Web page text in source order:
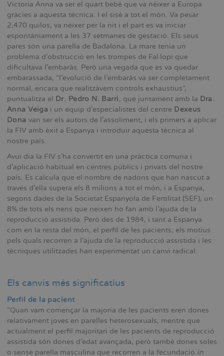
Victoria Anna va ser el quart bebè que va néixer a Europa
gràcies a aquesta tècnica. I el sisè a tot el món. Va pesar
2,470 quilos, va néixer per la nit i el part es va iniciar
espontàniament a les 37 setmanes de gestació. Els seus
pares són una parella de Badalona. La mare tenia un
problema d'obstrucció en les trompes de Fal·lopi que
dificultava l'embaràs. Però una vegada que es va quedar
embarassada, “l'evolució de l'embaràs va ser completament
normal, encara que realitzàvem controls exhaustius”,
puntualitza el Dr. Pedro N. Barri, que juntament amb la Dra.
Anna Veiga i un equip d'especialistes del centre Dexeus
Dona van ser els autors de l'assoliment, i els primers a aplicar
la FIV amb èxit a Espanya i introduir aquesta tècnica al
nostre país.
Avui dia la FIV s'ha convertit en una pràctica comuna i
d'aplicació habitual en centres públics i privats del nostre
país. Es calcula que el nombre de nadons que han nascut a
través d'ella supera els 8 milions a tot el món, i a Espanya,
segons dades de la Societat Espanyola de Fertilitat (SEF), un
8% de tots els nens que neixen ho fan amb l'ajuda de la
reproducció assistida. Però des de 1984, i tant a Espanya
com en la resta del món, el perfil de les pacients, els motius
pels quals recorren a l'ajuda de la reproducció assistida i les
tècniques utilitzades han experimentat un canvi radical.
Els canvis més significatius
Perfil de la pacient
“Quan vam començar la majoria de les pacients eren dones
relativament joves en parelles heterosexuals, mentre que
actualment el perfil majoritari de les pacients de reproducció
assistida són dones d'edat avançada, però també dones soles
o sense parella masculina que recorren a la fecundació in